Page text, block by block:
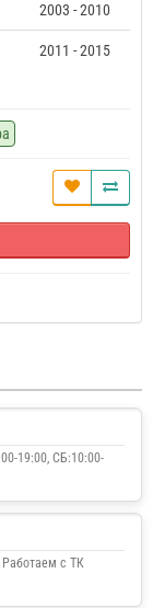
2003 - 2010
2011 - 2015
19:00, СБ:10:00-
с ТК